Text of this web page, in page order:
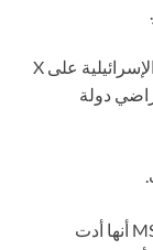
في صباح يوم الاثنين، نشرت القوات الدفاعية الإسرائيلية على X
دولة
في وقت سابق، أكدت البيت الأبيض لـ MS NOW أنها أدت